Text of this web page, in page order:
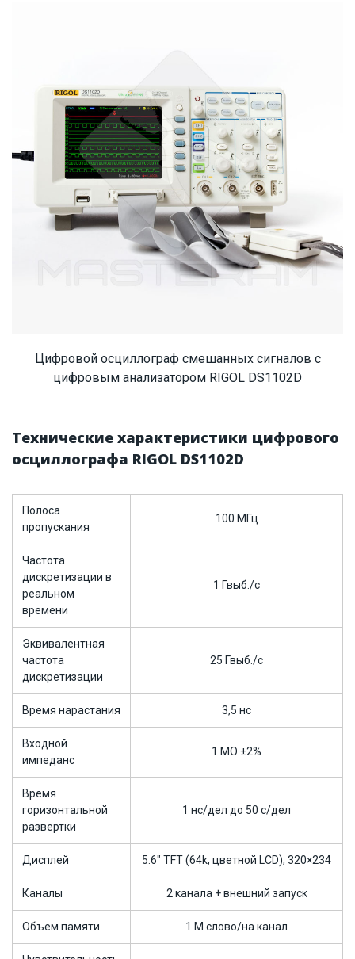
Цифровой осциллограф смешанных сигналов с
цифровым анализатором RIGOL DS1102D
Технические характеристики цифрового
осциллографа RIGOL DS1102D
Полоса
пропускания
100 МГц
Частота
дискретизации в
реальном
времени
1 Гвыб./с
Эквивалентная
частота
дискретизации
25 Гвыб./с
Время нарастания 3,5 нс
Входной
импеданс
1 МО ±2%
Время
горизонтальной
развертки
1 нс/дел до 50 с/дел
Дисплей 5.6" TFT (64k, цветной LCD), 320×234
Каналы 2 канала + внешний запуск
Объем памяти 1 M слово/на канал